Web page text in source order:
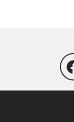
Construction